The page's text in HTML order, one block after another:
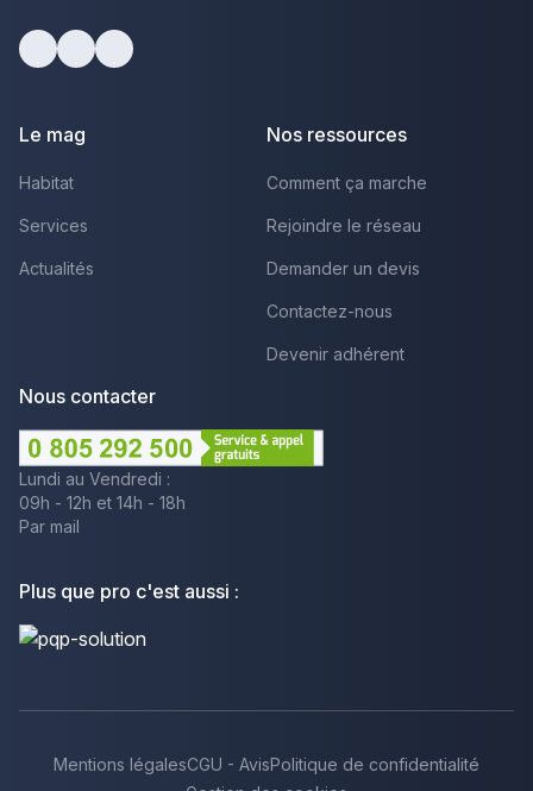
Le mag
Habitat
Services
Actualités
Nos ressources
Comment ça marche
Rejoindre le réseau
Demander un devis
Contactez-nous
Devenir adhérent
Nous contacter
Lundi au Vendredi :
09h - 12h et 14h - 18h
Par mail
Plus que pro c'est aussi :
Mentions légalesCGU - AvisPolitique de confidentialité